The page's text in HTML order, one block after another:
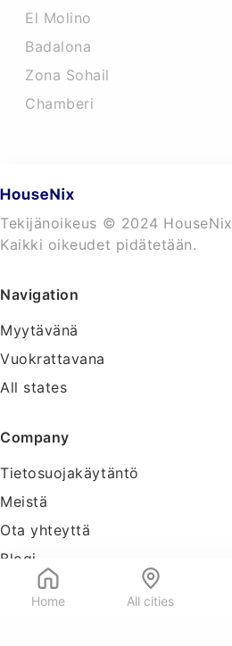
Home All cities
El Molino
Badalona
Zona Sohail
Chamberi
Tekijänoikeus © 2024 HouseNix
Kaikki oikeudet pidätetään.
Navigation
Myytävänä
Vuokrattavana
All states
Company
Tietosuojakäytäntö
Meistä
Ota yhteyttä
Blogi
Tools